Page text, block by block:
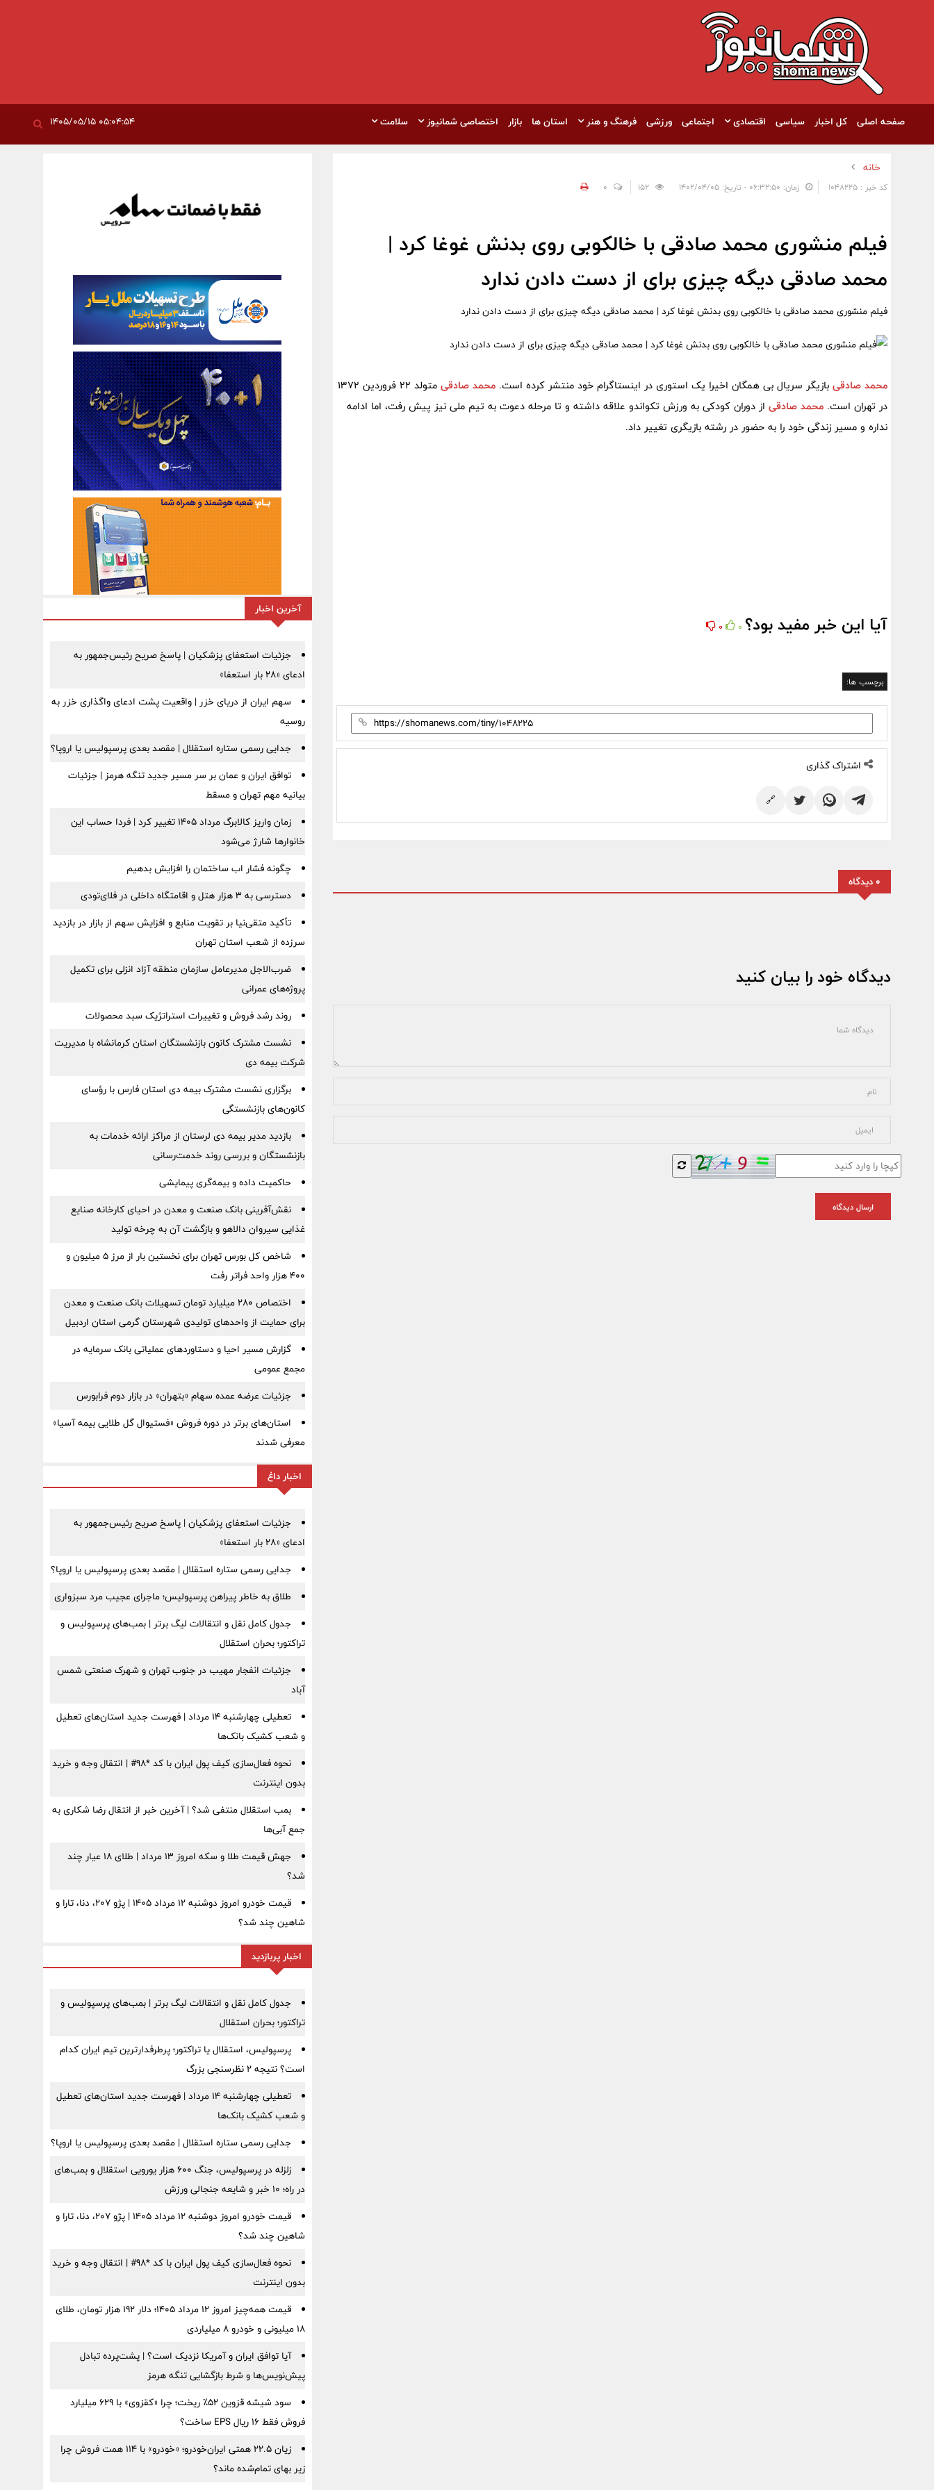
صفحه اصلی کل اخبار سیاسی اقتصادی اجتماعی ورزشی فرهنگ و هنر استان ها بازار اختصاصی شمانیوز سلامت
خانه
کد خبر : 1048225 زمان: ۰۶:۳۲:۵۰ - تاریخ: ۱۴۰۲/۰۴/۰۵ 0
فیلم منشوری محمد صادقی با خالکوبی روی بدنش غوغا کرد |
محمد صادقی دیگه چیزی برای از دست دادن ندارد
فیلم منشوری محمد صادقی با خالکوبی روی بدنش غوغا کرد | محمد صادقی دیگه چیزی برای از دست دادن ندارد
محمد صادقی بازیگر سریال بی همگان اخیرا یک استوری در اینستاگرام خود منتشر کرده است. محمد صادقی
متولد ۲۲ فروردین ۱۳۷۲
در تهران است. محمد صادقی از دوران کودکی به ورزش تکواندو علاقه داشته و تا مرحله دعوت به تیم ملی نیز پیش رفت، اما ادامه
نداره و مسیر زندگی خود را به حضور در رشته بازیگری تغییر داد.
آیا این خبر مفید بود؟ 0
0
برچسب ها:
اشتراک گذاری
🔗
0 دیدگاه
دیدگاه خود را بیان کنید
ارسال دیدگاه
آخرین اخبار
جزئیات استعفای پزشکیان | پاسخ صریح رئیس‌جمهور به
ادعای «۲۸ بار استعفا»
سهم ایران از دریای خزر | واقعیت پشت ادعای واگذاری خزر به
روسیه
جدایی رسمی ستاره استقلال | مقصد بعدی پرسپولیس یا اروپا؟
توافق ایران و عمان بر سر مسیر جدید تنگه هرمز | جزئیات
بیانیه مهم تهران و مسقط
زمان واریز کالابرگ مرداد ۱۴۰۵ تغییر کرد | فردا حساب این
خانوارها شارژ می‌شود
چگونه فشار اب ساختمان را افزایش بدهیم
دسترسی به ۳ هزار هتل و اقامتگاه داخلی در فلای‌تودی
تأکید متقی‌نیا بر تقویت منابع و افزایش سهم از بازار در بازدید
سرزده از شعب استان تهران
ضرب‌الاجل مدیرعامل سازمان منطقه آزاد انزلی برای تكمیل
پروژه‌های عمرانی
روند رشد فروش و تغییرات استراتژیک سبد محصولات
نشست مشترک کانون بازنشستگان استان کرمانشاه با مدیریت
شرکت بیمه دی
برگزاری نشست مشترک بیمه دی استان فارس با رؤسای
کانون‌های بازنشستگی
بازدید مدیر بیمه دی لرستان از مراکز ارائه خدمات به
بازنشستگان و بررسی روند خدمت‌رسانی
حاکمیت داده و بیمه‌گری پیمایشی
نقش‌آفرینی بانک صنعت و معدن در احیای کارخانه صنایع
غذایی سیروان دالاهو و بازگشت آن به چرخه تولید
شاخص کل بورس تهران برای نخستین بار از مرز ۵ میلیون و
۴۰۰ هزار واحد فراتر رفت
اختصاص ۲۸۰ میلیارد تومان تسهیلات بانک صنعت و معدن
برای حمایت از واحدهای تولیدی شهرستان گرمی استان اردبیل
گزارش مسیر احیا و دستاوردهای عملیاتی بانک سرمایه در
مجمع عمومی
جزئیات عرضه عمده سهام «بتهران» در بازار دوم فرابورس
استان‌های برتر در دوره فروش «فستیوال گل طلایی بیمه آسیا»
معرفی شدند
اخبار داغ
جزئیات استعفای پزشکیان | پاسخ صریح رئیس‌جمهور به
ادعای «۲۸ بار استعفا»
جدایی رسمی ستاره استقلال | مقصد بعدی پرسپولیس یا اروپا؟
طلاق به خاطر پیراهن پرسپولیس؛ ماجرای عجیب مرد سبزواری
جدول کامل نقل و انتقالات لیگ برتر | بمب‌های پرسپولیس و
تراکتور؛ بحران استقلال
جزئیات انفجار مهیب در جنوب تهران و شهرک صنعتی شمس
آباد
تعطیلی چهارشنبه ۱۴ مرداد | فهرست جدید استان‌های تعطیل
و شعب کشیک بانک‌ها
نحوه فعال‌سازی کیف پول ایران با کد *98# | انتقال وجه و خرید
بدون اینترنت
بمب استقلال منتفی شد؟ | آخرین خبر از انتقال رضا شکاری به
جمع آبی‌ها
جهش قیمت طلا و سکه امروز ۱۳ مرداد | طلای ۱۸ عیار چند
شد؟
قیمت خودرو امروز دوشنبه ۱۲ مرداد ۱۴۰۵ | پژو ۲۰۷، دنا، تارا و
شاهین چند شد؟
اخبار پربازدید
جدول کامل نقل و انتقالات لیگ برتر | بمب‌های پرسپولیس و
تراکتور؛ بحران استقلال
پرسپولیس، استقلال یا تراکتور؛ پرطرفدارترین تیم ایران کدام
است؟ نتیجه ۲ نظرسنجی بزرگ
تعطیلی چهارشنبه ۱۴ مرداد | فهرست جدید استان‌های تعطیل
و شعب کشیک بانک‌ها
جدایی رسمی ستاره استقلال | مقصد بعدی پرسپولیس یا اروپا؟
زلزله در پرسپولیس، جنگ ۶۰۰ هزار یورویی استقلال و بمب‌های
در راه؛ ۱۰ خبر و شایعه جنجالی ورزش
قیمت خودرو امروز دوشنبه ۱۲ مرداد ۱۴۰۵ | پژو ۲۰۷، دنا، تارا و
شاهین چند شد؟
نحوه فعال‌سازی کیف پول ایران با کد *98# | انتقال وجه و خرید
بدون اینترنت
قیمت همه‌چیز امروز ۱۲ مرداد ۱۴۰۵؛ دلار ۱۹۲ هزار تومان، طلای
۱۸ میلیونی و خودرو ۸ میلیاردی
آیا توافق ایران و آمریکا نزدیک است؟ | پشت‌پرده تبادل
پیش‌نویس‌ها و شرط بازگشایی تنگه هرمز
سود شیشه قزوین ۵۲٪ ریخت؛ چرا «کقزوی» با ۶۲۹ میلیارد
فروش فقط ۱۶ ریال EPS ساخت؟
زیان ۲۲.۵ همتی ایران‌خودرو؛ «خودرو» با ۱۱۴ همت فروش چرا
زیر بهای تمام‌شده ماند؟